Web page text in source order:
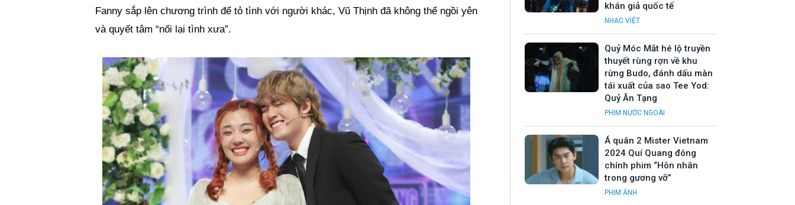
Fanny sắp lên chương trình để tỏ tình với người khác, Vũ Thịnh đã không thể ngồi yên
và quyết tâm “nối lại tình xưa”.
khán giả quốc tế
NHẠC VIỆT
Quỷ Móc Mắt hé lộ truyền
thuyết rùng rợn về khu
rừng Budo, đánh dấu màn
tái xuất của sao Tee Yod:
Quỷ Ăn Tạng
PHIM NƯỚC NGOÀI
Á quân 2 Mister Vietnam
2024 Quí Quang đóng
chính phim “Hôn nhân
trong gương vỡ”
PHIM ẢNH